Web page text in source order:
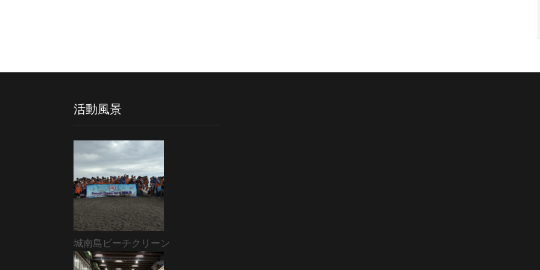
活動風景
城南島ビーチクリーン